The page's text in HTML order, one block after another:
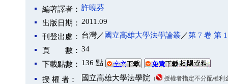
編著譯者： 許曉芬
出版日期： 2011.09
刊登出處： 台灣／ 國立高雄大學法學論叢／第 7 卷 第
頁 數： 34
下載點數： 136 點
授 權 者： 國立高雄大學法學院 （ 授權者指定不分配權利